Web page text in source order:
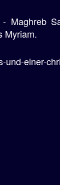
Maghreb
Myriam.
und-einer-